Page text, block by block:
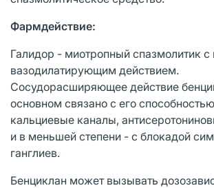
Фармдействие:
Галидор - миотропный спазмолитик
вазодилатирующим действием.
Сосудорасширяющее действие
основном связано с его
кальциевые каналы,
и в меньшей степени - с блокадой
ганглиев.
Бенциклан может вызывать